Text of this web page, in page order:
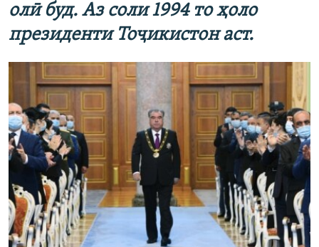
олӣ буд. Аз соли1994 тоҳоло
президенти Тоҷикистон аст.